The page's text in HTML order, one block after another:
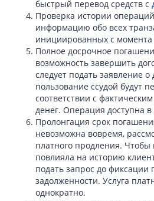
быстрый перевод средств с
Проверка истории
информацию обо всех
инициированных с момента
Полное досрочное
возможность завершить
следует подать заявление
пользование ссудой будут
соответствии с
денег. Операция доступна
Пролонгация срок
невозможна вовремя,
платного продления.
повлияла на историю
подать запрос до фиксации
задолженности. Услуга
однократно.